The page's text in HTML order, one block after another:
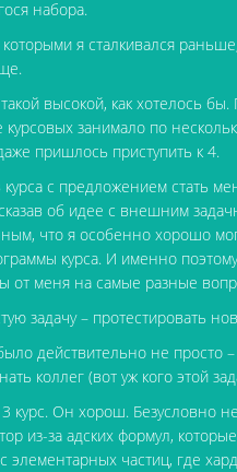
набора.
я сталкивался
высокой, как хотелось
занимало по
пришлось приступить к 4.
с предложением стать
об идее с внешним
что я особенно хорошо
курса. И именно
от меня на самые разные
задачу – протестировать
действительно не просто –
коллег (вот уж кого этой
курс. Он хорош. Безусловно
из-за адских формул,
элементарных частиц, где